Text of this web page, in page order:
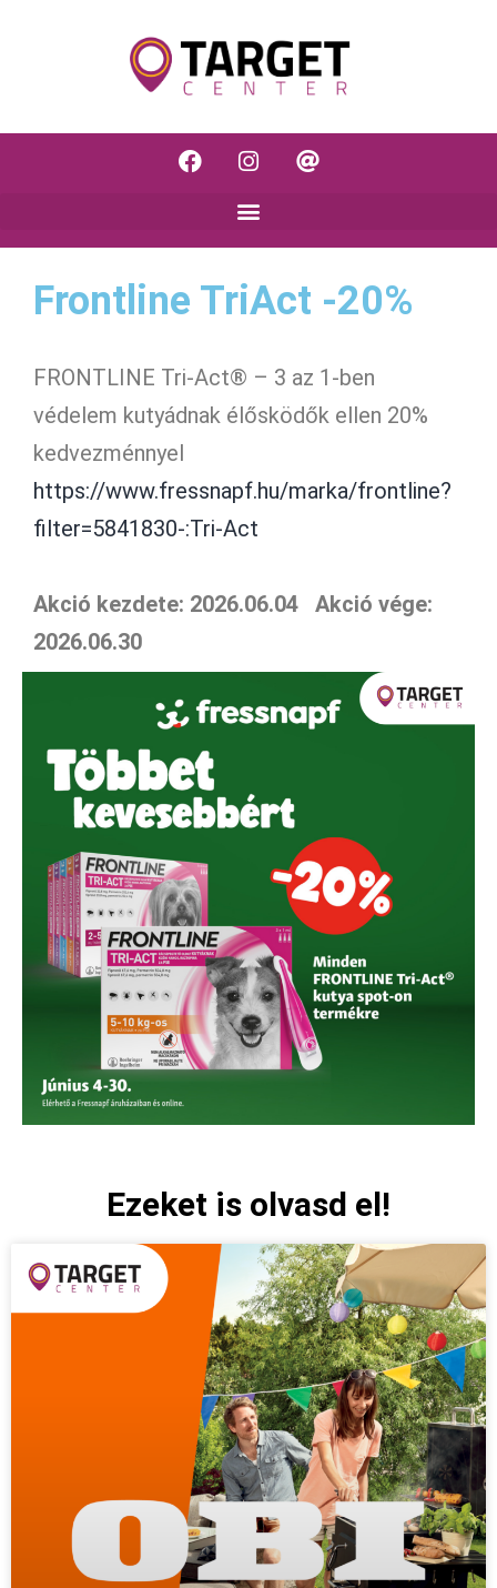
Frontline TriAct -20%
FRONTLINE Tri-Act® – 3 az 1-ben
védelem kutyádnak élősködők ellen 20%
kedvezménnyel
https://www.fressnapf.hu/marka/frontline?
filter=5841830-:Tri-Act
Akció kezdete: 2026.06.04 Akció vége:
2026.06.30
Ezeket is olvasd el!